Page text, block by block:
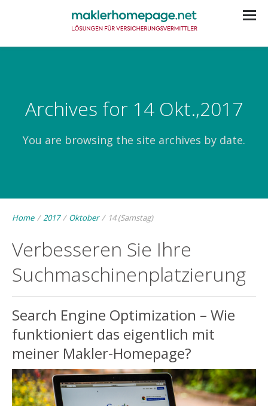
Archives for 14 Okt.,2017
You are browsing the site archives by date.
Home /2017 / Oktober / 14 (Samstag)
Verbesseren Sie Ihre
Suchmaschinenplatzierung
Search Engine Optimization – Wie
funktioniert das eigentlich mit
meiner Makler-Homepage?